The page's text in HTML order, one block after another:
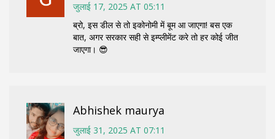
जुलाई 17, 2025 AT 05:11
ब्रो, इस डील से तो इकोनोमी में बूम आ जाएगा! बस एक
बात, अगर सरकार सही से इम्प्लीमेंट करे तो हर कोई जीत
जाएगा। 😎
Abhishek maurya
जुलाई 31, 2025 AT 07:11